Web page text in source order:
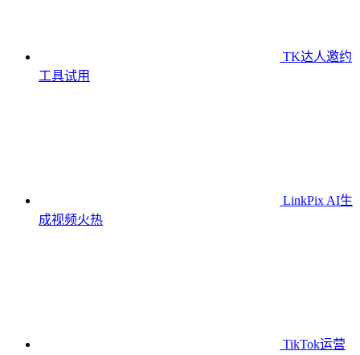
TK达人邀约
工具试用
LinkPix AI生
成视频火热
TikTok运营